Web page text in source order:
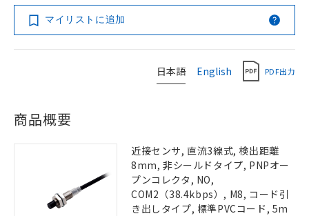
マイリストに追加
日本語 English PDF出力
商品概要
近接センサ, 直流3線式, 検出距離
8mm, 非シールドタイプ, PNPオー
プンコレクタ, NO,
COM2（38.4kbps）, M8, コード引
き出しタイプ, 標準PVCコード, 5m